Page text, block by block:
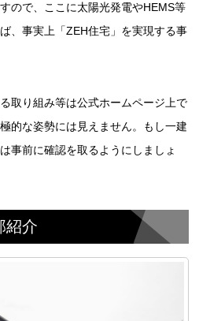
ので、ここに太陽光発電やHEMS等
、事実上「ZEH住宅」を実現する事
取り組み等は公式ホームページ上で
的な姿勢には見えません。もし一建
事前に確認を取るようにしましょ
紹介